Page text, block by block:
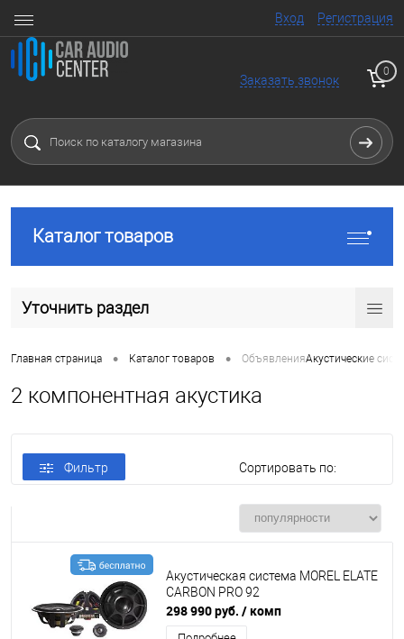
Вход Регистрация
Заказать звонок
0
Каталог товаров
Уточнить раздел
Главная страница • Каталог товаров • ОбъявленияАкустические
2 компонентная акустика
Фильтр Сортировать по:
Акустическая система MOREL ELATE
CARBON PRO 92
298 990 руб. / комп